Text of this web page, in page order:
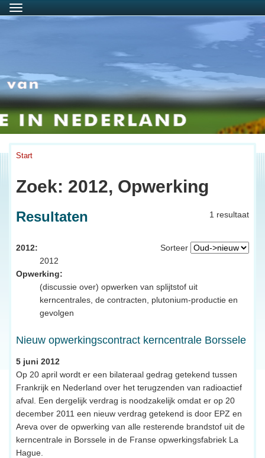
Menu
Start
Zoek: 2012, Opwerking
1 resultaat
Resultaten
Sorteer
2012:
2012
Opwerking:
(discussie over) opwerken van splijtstof uit
kerncentrales, de contracten, plutonium-productie en
gevolgen
Nieuw opwerkingscontract kerncentrale Borssele
5 juni 2012
Op 20 april wordt er een bilateraal gedrag getekend tussen
Frankrijk en Nederland over het terugzenden van radioactief
afval. Een dergelijk verdrag is noodzakelijk omdat er op 20
december 2011 een nieuw verdrag getekend is door EPZ en
Areva over de opwerking van alle resterende brandstof uit de
kerncentrale in Borssele in de Franse opwerkingsfabriek La
Hague.